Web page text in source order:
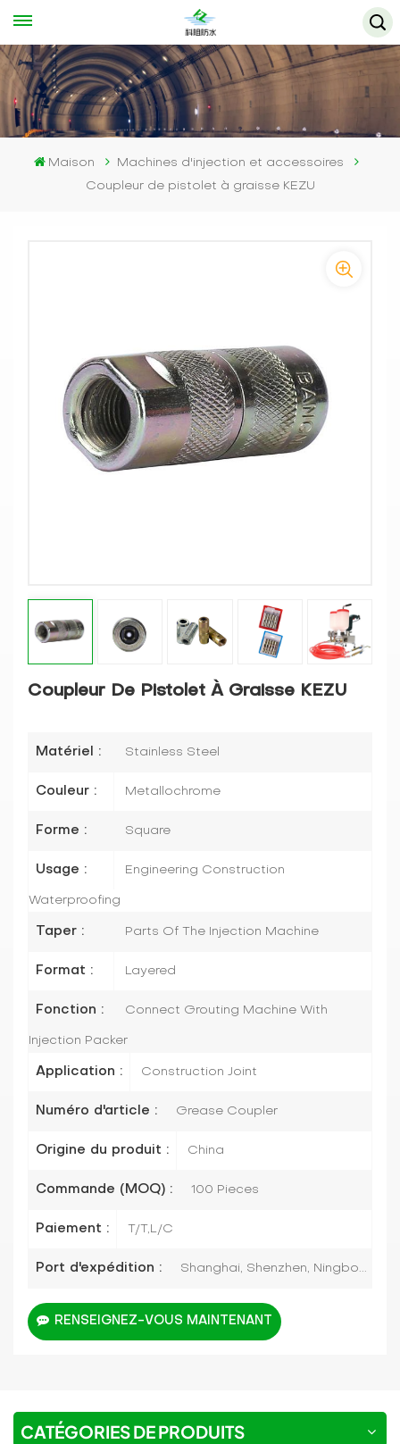
Maison
Machines d'injection et accessoires
Coupleur de pistolet à graisse KEZU
Coupleur De Pistolet À Graisse KEZU
Matériel : Stainless Steel
Couleur : Metallochrome
Forme : Square
Usage : Engineering Construction
Waterproofing
Taper : Parts Of The Injection Machine
Format : Layered
Fonction : Connect Grouting Machine With
Injection Packer
Application : Construction Joint
Numéro d'article : Grease Coupler
Origine du produit : China
Commande (MOQ) : 100 Pieces
Paiement : T/T,L/C
Port d'expédition : Shanghai, Shenzhen, Ningbo...
RENSEIGNEZ-VOUS MAINTENANT
CATÉGORIES DE PRODUITS